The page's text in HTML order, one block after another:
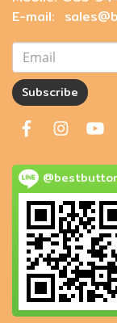
E-mail:
Subscribe